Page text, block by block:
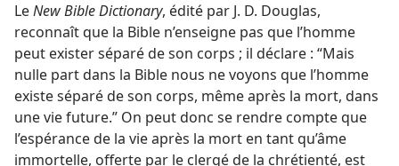
LeNew Bible Dictionary, édité par J. D. Douglas,
reconnaît que la Bible n’enseigne pas que l’homme
peut exister séparé de son corps ; il déclare : “Mais
nulle part dans la Bible nous ne voyons que l’homme
existe séparé de son corps, même après la mort, dans
une vie future.” On peut donc se rendre compte que
l’espérance de la vie après la mort en tant qu’âme
immortelle, offerte par le clergé de la chrétienté, est